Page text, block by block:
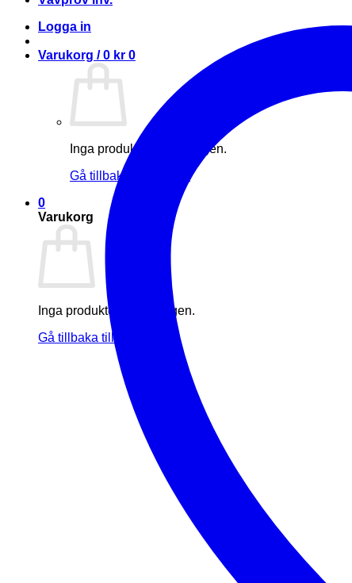
Logga in
Varukorg /0 kr 0
Inga produkter i varukorgen.
Gå tillbaka till butiken
0
Varukorg
Inga produkter i varukorgen.
Gå tillbaka till butiken